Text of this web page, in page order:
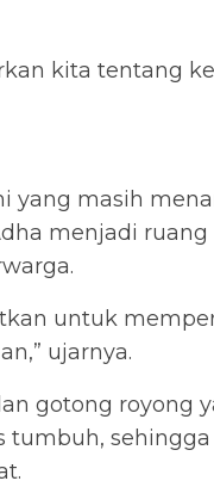
kita tentang
yang masih
menjadi
untuk
ujarnya.
gotong royong
tumbuh,